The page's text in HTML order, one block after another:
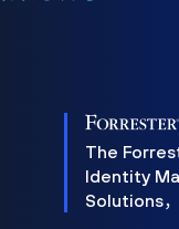
The
Identity
Solutions